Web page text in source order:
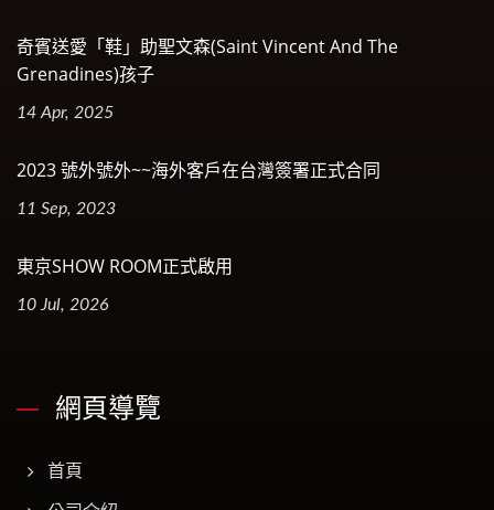
奇賓送愛「鞋」助聖文森(Saint Vincent And The
Grenadines)孩子
14 Apr, 2025
2023 號外號外~~海外客戶在台灣簽署正式合同
11 Sep, 2023
東京SHOW ROOM正式啟用
10 Jul, 2026
網頁導覽
首頁